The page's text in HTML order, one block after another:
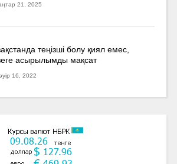
21, 2025
теңізші болу қиял емес,
асырылымды мақсат
16, 2022